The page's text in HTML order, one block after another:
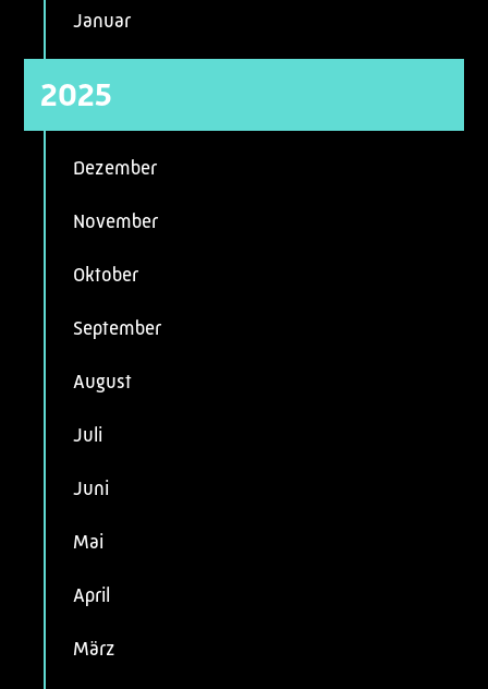
Januar
2025
Dezember
November
Oktober
September
August
Juli
Juni
Mai
April
März